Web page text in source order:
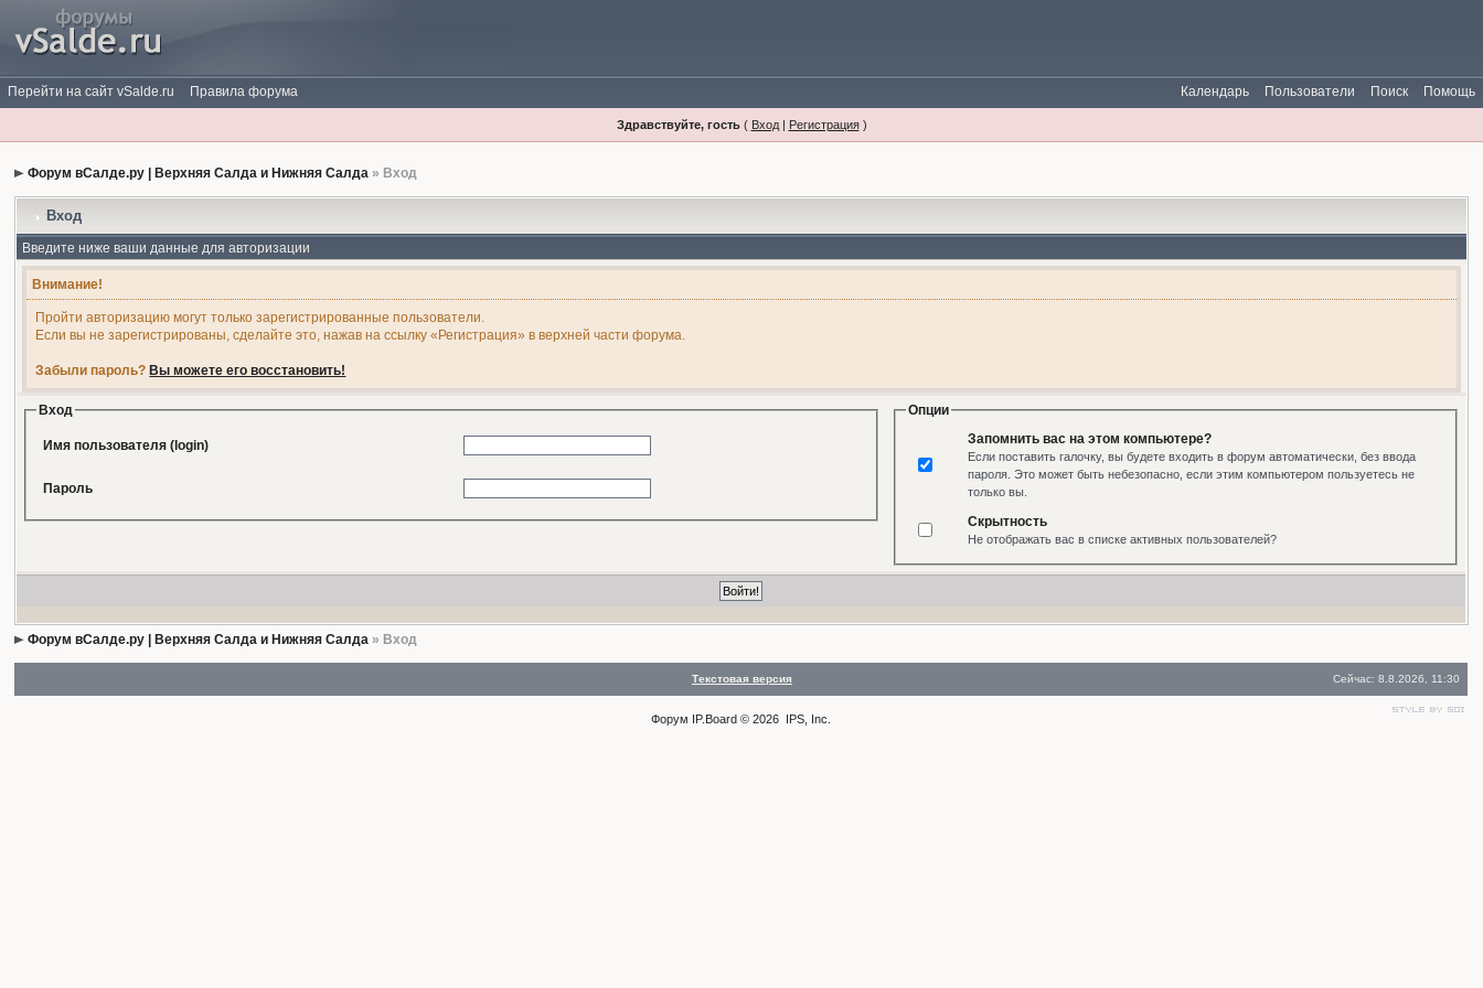
Перейти на сайт vSalde.ru Правила форума Помощь
Поиск
Пользователи
Календарь
Здравствуйте, гость( Вход| Регистрация)
Форум вСалде.ру | Верхняя Салда и Нижняя Салда » Вход
Вход
Введите ниже ваши данные для авторизации
Внимание!
Пройти авторизацию могут только зарегистрированные пользователи.
Если вы не зарегистрированы, сделайте это, нажав на ссылку «Регистрация» в верхней части форума.
Забыли пароль? Вы можете его восстановить!
Вход
Имя пользователя (login)
Пароль
Опции
Запомнить вас на этом компьютере?
Если поставить галочку, вы будете входить в форум автоматически, без ввода
пароля. Это может быть небезопасно, если этим компьютером пользуетесь не
только вы.
Скрытность
Не отображать вас в списке активных пользователей?
Форум вСалде.ру | Верхняя Салда и Нижняя Салда » Вход
Текстовая версия Сейчас: 8.8.2026, 11:30
Форум IP.Board © 2026 IPS, Inc